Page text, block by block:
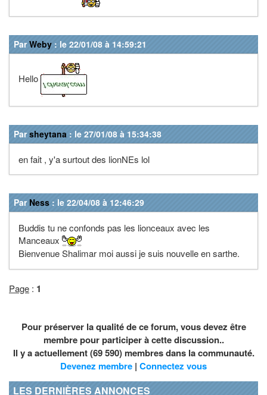
ParWeby : le 22/01/08 à 14:59:21
Hello
Parsheytana : le 27/01/08 à 15:34:38
en fait , y'a surtout des lionNEs lol
Par Ness : le 22/04/08 à 12:46:29
Buddis tu ne confonds pas les lionceaux avec les
Manceaux
Bienvenue Shalimar moi aussi je suis nouvelle en sarthe.
Page : 1
Pour préserver la qualité de ce forum, vous devez être
membre pour participer à cette discussion..
Il y a actuellement (69 590) membres dans la communauté.
Devenez membre | Connectez vous
LES DERNIÈRES ANNONCES